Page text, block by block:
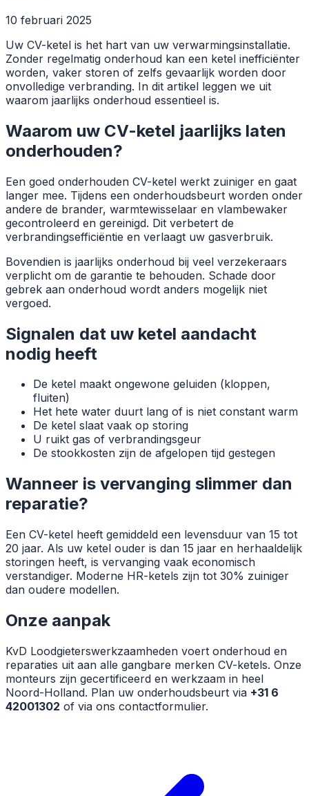
10 februari 2025
Uw CV-ketel is het hart van uw verwarmingsinstallatie.
Zonder regelmatig onderhoud kan een ketel inefficiënter
worden, vaker storen of zelfs gevaarlijk worden door
onvolledige verbranding. In dit artikel leggen we uit
waarom jaarlijks onderhoud essentieel is.
Waarom uw CV-ketel jaarlijks laten
onderhouden?
Een goed onderhouden CV-ketel werkt zuiniger en gaat
langer mee. Tijdens een onderhoudsbeurt worden onder
andere de brander, warmtewisselaar en vlambewaker
gecontroleerd en gereinigd. Dit verbetert de
verbrandingsefficiëntie en verlaagt uw gasverbruik.
Bovendien is jaarlijks onderhoud bij veel verzekeraars
verplicht om de garantie te behouden. Schade door
gebrek aan onderhoud wordt anders mogelijk niet
vergoed.
Signalen dat uw ketel aandacht
nodig heeft
De ketel maakt ongewone geluiden (kloppen,
fluiten)
Het hete water duurt lang of is niet constant warm
De ketel slaat vaak op storing
U ruikt gas of verbrandingsgeur
De stookkosten zijn de afgelopen tijd gestegen
Wanneer is vervanging slimmer dan
reparatie?
Een CV-ketel heeft gemiddeld een levensduur van 15 tot
20 jaar. Als uw ketel ouder is dan 15 jaar en herhaaldelijk
storingen heeft, is vervanging vaak economisch
verstandiger. Moderne HR-ketels zijn tot 30% zuiniger
dan oudere modellen.
Onze aanpak
KvD Loodgieterswerkzaamheden voert onderhoud en
reparaties uit aan alle gangbare merken CV-ketels. Onze
monteurs zijn gecertificeerd en werkzaam in heel
Noord-Holland. Plan uw onderhoudsbeurt via +31 6
42001302 of via ons contactformulier.